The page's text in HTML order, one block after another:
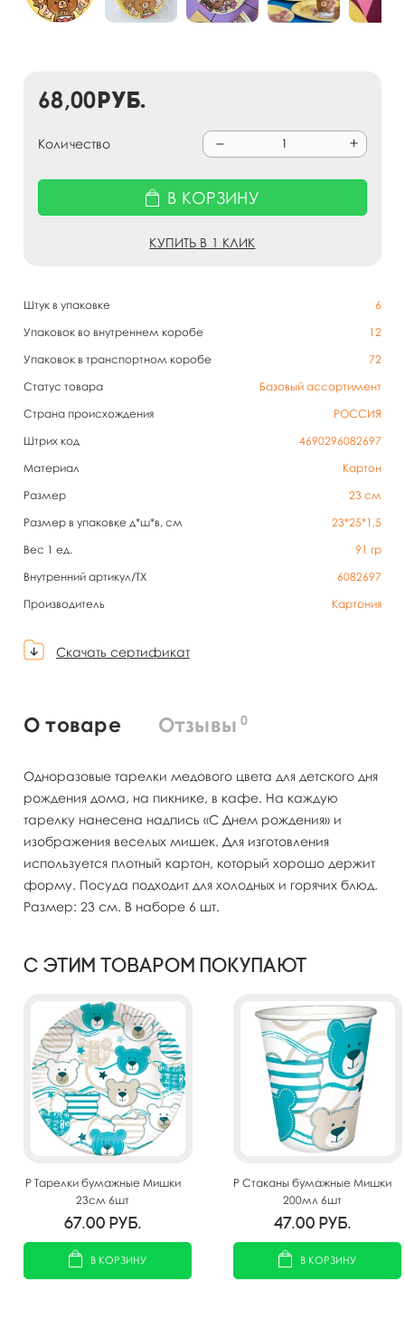
Штук в упаковке
6
Упаковок во внутреннем коробе
12
Упаковок в транспортном коробе
72
Статус товара
Базовый ассортимент
Страна происхождения
РОССИЯ
Штрих код
4690296082697
Материал
Картон
Размер
23 см
Размер в упаковке д*ш*в, см
23*25*1,5
Вес 1 ед.
91 гр
Внутренний артикул/TX
6082697
Производитель
Картония
Скачать сертификат
68,00руб.
Количество
В КОРЗИНУ
КУПИТЬ В 1 КЛИК
О товаре Отзывы 0
Одноразовые тарелки медового цвета для детского дня
рождения дома, на пикнике, в кафе. На каждую
тарелку нанесена надпись «С Днем рождения» и
изображения веселых мишек. Для изготовления
используется плотный картон, который хорошо держит
форму. Посуда подходит для холодных и горячих блюд.
Размер: 23 см. В наборе 6 шт.
С этим товаром покупают
P Тарелки бумажные Мишки
23см 6шт
67.00 руб.
В КОРЗИНУ
P Стаканы бумажные Мишки
200мл 6шт
47.00 руб.
В КОРЗИНУ